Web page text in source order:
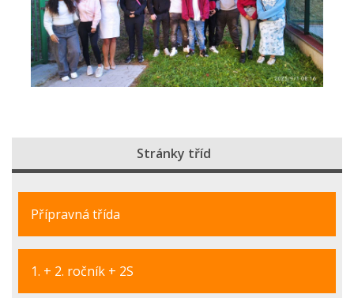
Stránky tříd
Přípravná třída
1. + 2. ročník + 2S